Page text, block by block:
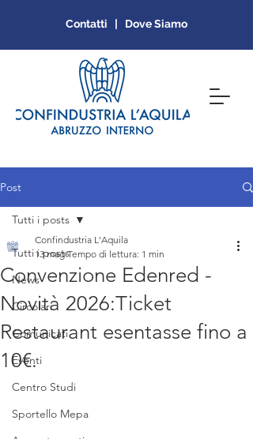
Contatti | Dove Siamo
Post
Tutti i posts
News
Circolari
Comunicati
Eventi
Centro Studi
Sportello Mepa
Tutti i posts
Convenzione Edenred -
Novità 2026:Ticket
Restaurant esentasse fino a
10€.
Confindustria L'Aquila
13 mag Tempo di lettura: 1 min